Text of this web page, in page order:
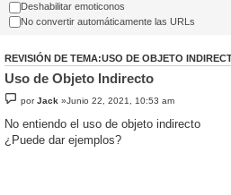
Deshabilitar emoticonos
No convertir automáticamente las URLs
REVISIÓN DE TEMA:USO DE OBJETO
Uso de Objeto Indirecto
porJack »Junio 22, 2021, 10:53 am
No entiendo el uso de objeto indirecto
¿Puede dar ejemplos?